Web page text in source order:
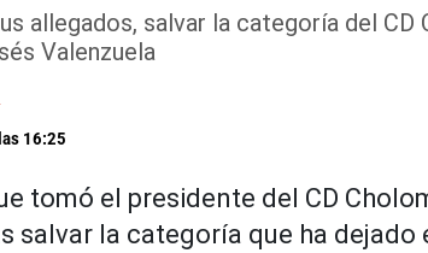
allegados, salvar la categoría del
Valenzuela
16:25
tomó el presidente del CD
salvar la categoría que ha dejado